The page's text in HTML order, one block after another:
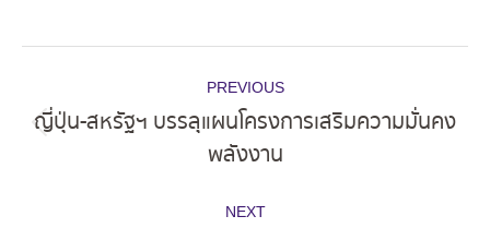
navigation
PREVIOUS
post:
ญี่ปุ่น-สหรัฐฯ บรรลุแผนโครงการเสริมความมั่นคง
พลังงาน
NEXT